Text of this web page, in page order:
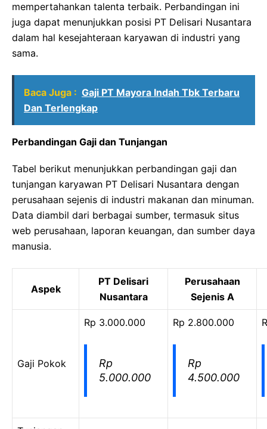
mempertahankan talenta terbaik. Perbandingan ini
juga dapat menunjukkan posisi PT Delisari Nusantara
dalam hal kesejahteraan karyawan di industri yang
sama.
Baca Juga : Gaji PT Mayora Indah Tbk Terbaru
Dan Terlengkap
Perbandingan Gaji dan Tunjangan
Tabel berikut menunjukkan perbandingan gaji dan
tunjangan karyawan PT Delisari Nusantara dengan
perusahaan sejenis di industri makanan dan minuman.
Data diambil dari berbagai sumber, termasuk situs
web perusahaan, laporan keuangan, dan sumber daya
manusia.
Aspek
PT Delisari
Nusantara
Perusahaan
Sejenis A
Gaji Pokok
Rp 3.000.000
Rp
5.000.000
Rp 2.800.000
Rp
4.500.000